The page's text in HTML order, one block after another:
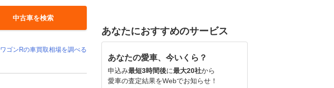
中古車を検索
ワゴンRの車買取相場を調べる
あなたにおすすめのサービス
あなたの愛車、今いくら？
申込み最短3時間後に最大20社から
愛車の査定結果をWebでお知らせ！